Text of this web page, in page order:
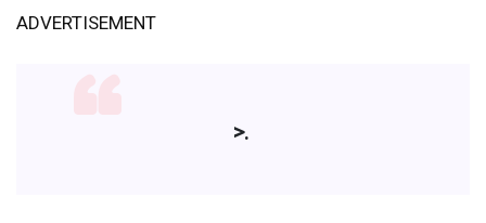
ADVERTISEMENT
>.